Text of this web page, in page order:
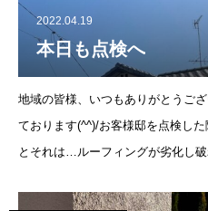
2022.04.19
本日も点検へ
地域の皆様、いつもありがとうご
ております(^^)/お客様邸を点検し
とそれは…ルーフィングが劣化し
なります。ルーフ